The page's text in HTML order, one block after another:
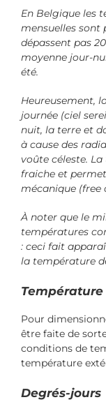
En Belgique les
mensuelles sont
dépassent pas
moyenne jour-
été.
Heureusement,
journée (ciel
nuit, la terre et
à cause des
voûte céleste.
fraiche et
mécanique
À noter que le
températures
: ceci fait
la température
Pour
être faite de
conditions de
température
Degrés-jours